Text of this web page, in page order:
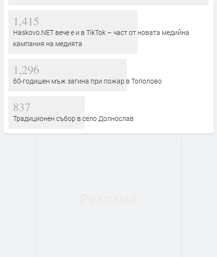
1,415
Haskovo.NET вече е и в TikTok – част от новата медийна
кампания на медията
1,296
60-годишен мъж загина при пожар в Тополово
837
Традиционен събор в село Долнослав